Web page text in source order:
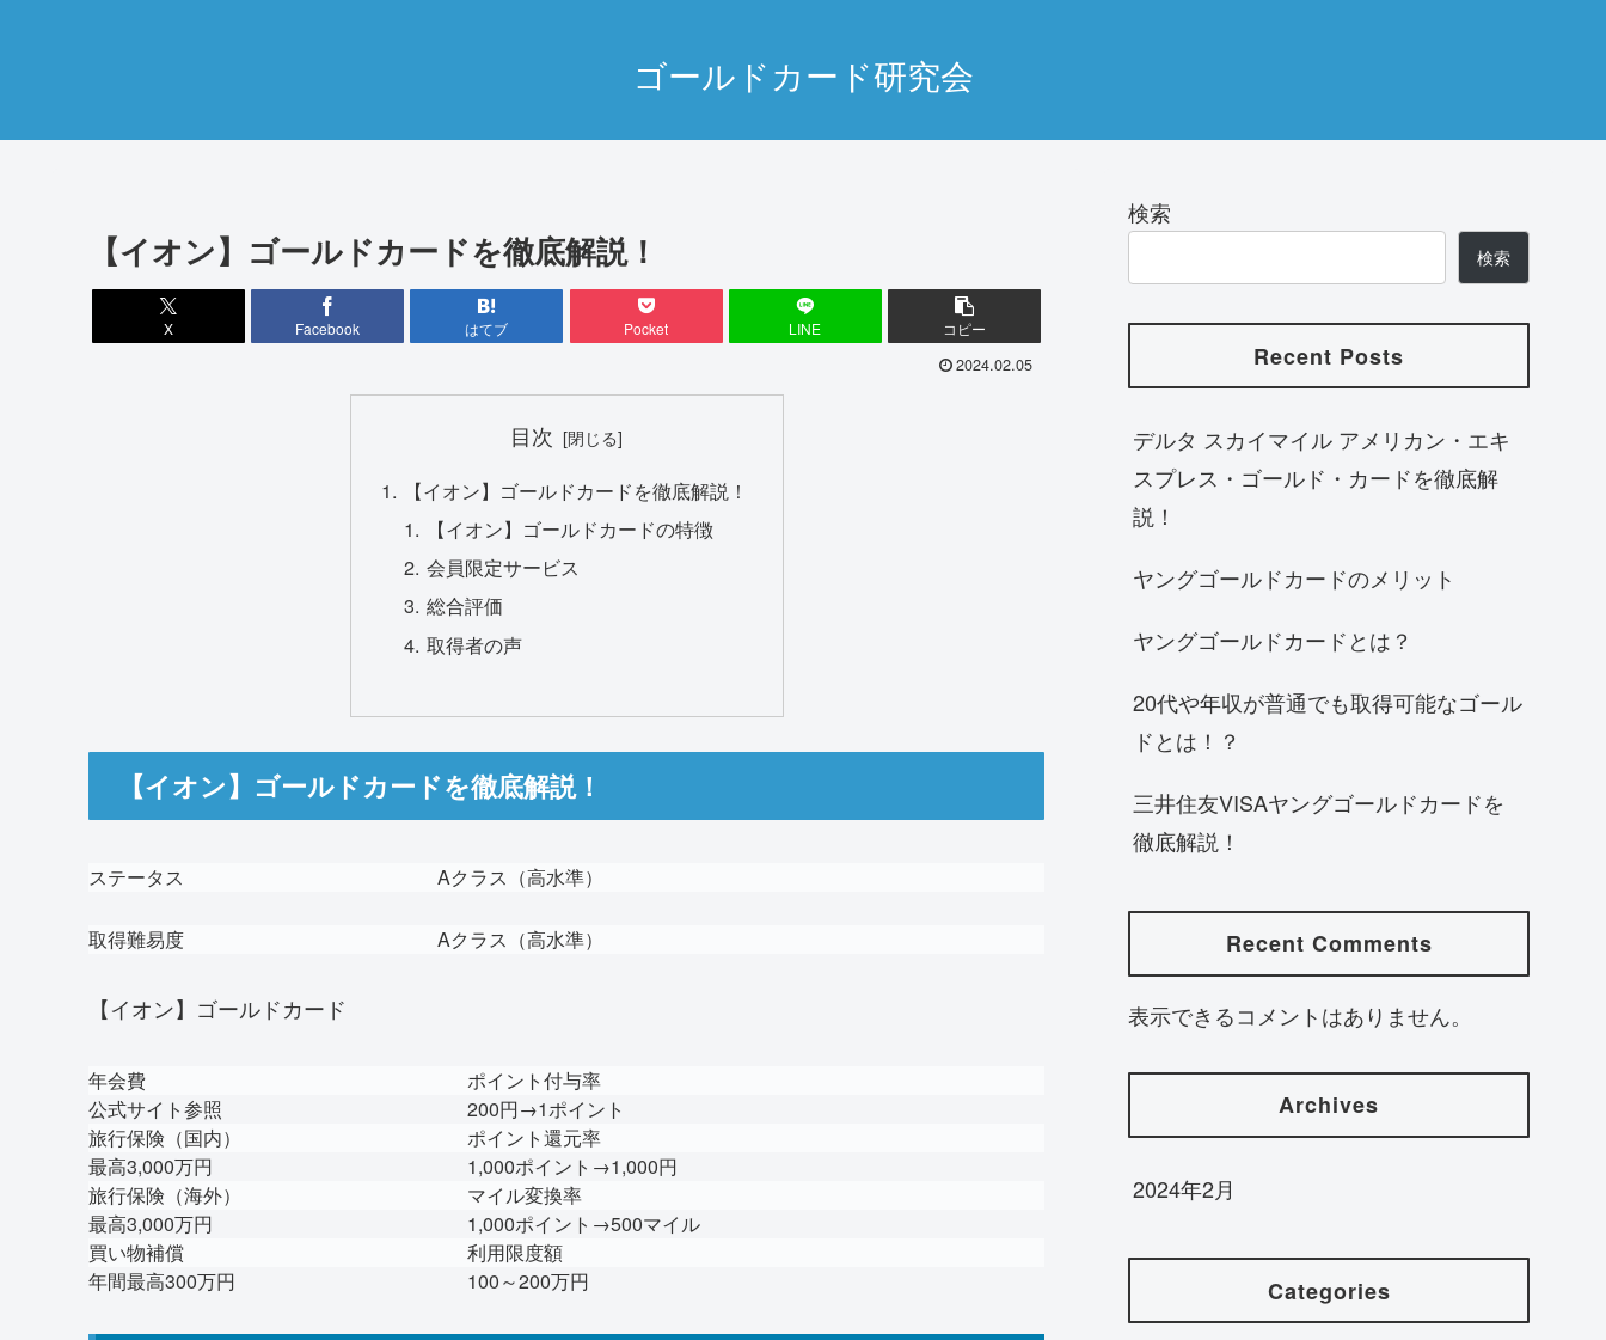
ゴールドカード研究会
【イオン】ゴールドカードを徹底解説！
X Facebook はてブ Pocket LINE コピー
2024.02.05
目次
【イオン】ゴールドカードを徹底解説！
【イオン】ゴールドカードの特徴
会員限定サービス
総合評価
取得者の声
【イオン】ゴールドカードを徹底解説！
ステータス Aクラス（高水準）
取得難易度 Aクラス（高水準）
【イオン】ゴールドカード
年会費
ポイント付与率
公式サイト参照
200円→1ポイント
旅行保険（国内）
ポイント還元率
最高3,000万円
1,000ポイント→1,000円
旅行保険（海外）
マイル変換率
最高3,000万円
1,000ポイント→500マイル
買い物補償
利用限度額
年間最高300万円
100～200万円
検索
検索
Recent Posts
デルタ スカイマイル アメリカン・エキ
スプレス・ゴールド・カードを徹底解
説！
ヤングゴールドカードのメリット
ヤングゴールドカードとは？
20代や年収が普通でも取得可能なゴール
ドとは！？
三井住友VISAヤングゴールドカードを
徹底解説！
Recent Comments
表示できるコメントはありません。
Archives
2024年2月
Categories